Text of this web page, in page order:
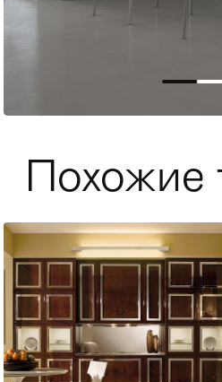
Кровати
Столы >
Стулья
Похожие